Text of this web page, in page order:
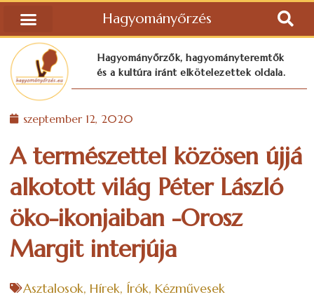
Hagyományőrzés
Hagyományőrzők, hagyományteremtők
és a kultúra iránt elkötelezettek oldala.
szeptember 12, 2020
A természettel közösen újjá
alkotott világ Péter László
öko-ikonjaiban -Orosz
Margit interjúja
Asztalosok,Hírek, Írók,Kézművesek